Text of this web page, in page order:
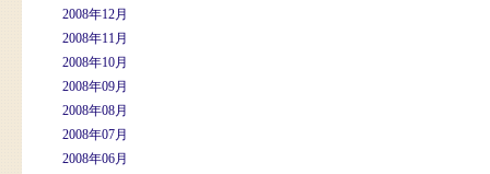
2008年12月
2008年11月
2008年10月
2008年09月
2008年08月
2008年07月
2008年06月